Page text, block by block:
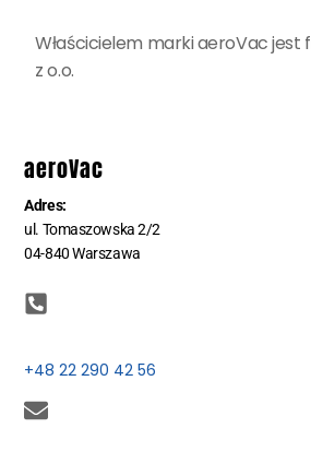
Właścicielem marki aeroVac jest
z o.o.
aeroVac
Adres:
ul. Tomaszowska 2/2
04-840 Warszawa
+48 22 290 42 56